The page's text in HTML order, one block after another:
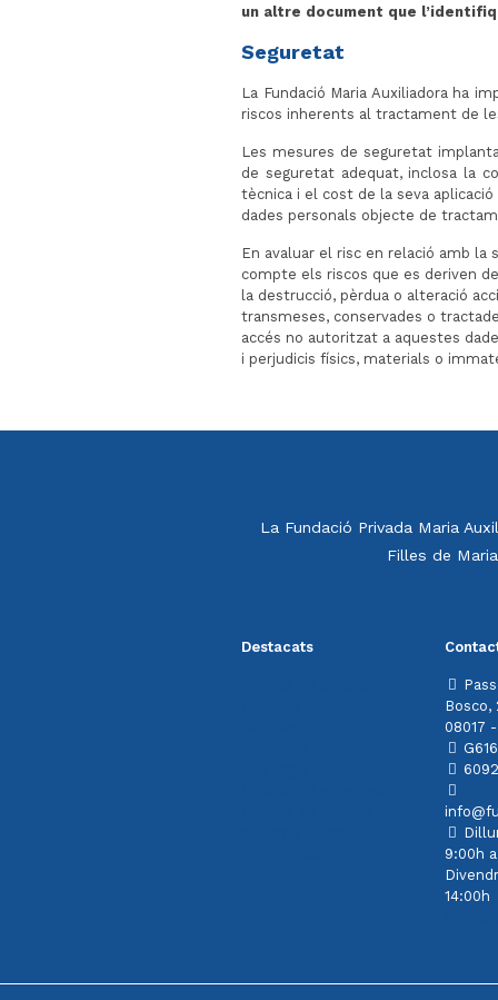
un altre document que
Seguretat
La Fundació Maria Auxiliadora ha
riscos inherents al tractament de
Les mesures de seguretat
de seguretat adequat, inclosa la
tècnica i el cost de la seva
dades personals objecte de
En avaluar el risc en relació amb la
compte els riscos que es deriven
la destrucció, pèrdua o alteració
transmeses, conservades o
accés no autoritzat a aquestes
i perjudicis físics, materials o
La Fundació Privada Maria
Filles de
Destacats
Bosco,
08017
9:00h
14:00h